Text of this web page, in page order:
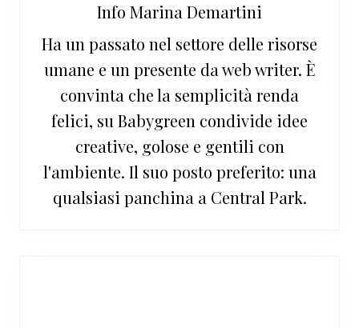
Info Marina Demartini
Ha un passato nel settore delle risorse
umane e un presente da web writer. È
convinta che la semplicità renda
felici, su Babygreen condivide idee
creative, golose e gentili con
l'ambiente. Il suo posto preferito: una
qualsiasi panchina a Central Park.